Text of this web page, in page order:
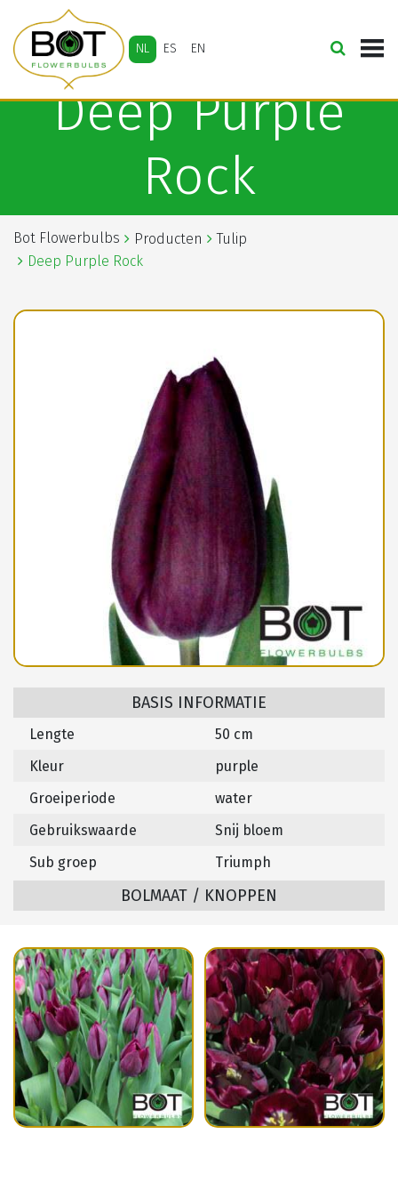
NL ES EN
Deep Purple
Rock
Bot Flowerbulbs Producten
Tulip
Deep Purple Rock
BASIS INFORMATIE
Lengte
50 cm
Kleur
purple
Groeiperiode
water
Gebruikswaarde
Snij bloem
Sub groep
Triumph
BOLMAAT / KNOPPEN